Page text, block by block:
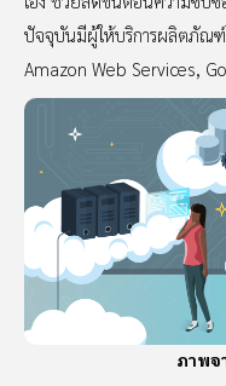
ปัจจุบันมีผู้ให้บริการผลิตภัณ
Amazon Web Services,
ภาพจ